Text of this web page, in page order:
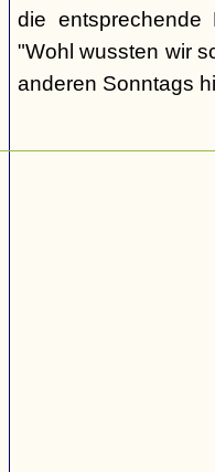
die
"Wohl wussten wir
anderen Sonntags